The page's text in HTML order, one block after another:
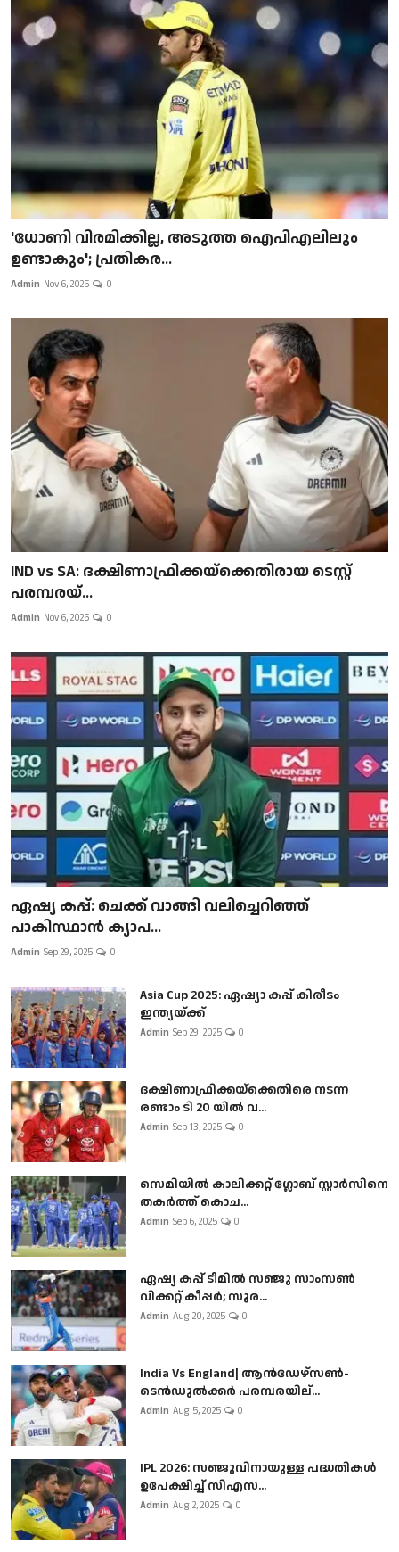
'ധോണി വിരമിക്കില്ല, അടുത്ത ഐപിഎലിലും
ഉണ്ടാകും'; പ്രതികര...
Admin Nov 6, 2025 0
IND vs SA: ദക്ഷിണാഫ്രിക്കയ്‌ക്കെതിരായ ടെസ്റ്റ്
പരമ്പരയ്...
Admin Nov 6, 2025 0
ഏഷ്യ കപ്പ്: ചെക്ക് വാങ്ങി വലിച്ചെറിഞ്ഞ്
പാകിസ്ഥാൻ ക്യാപ...
Admin Sep 29, 2025 0
Asia Cup 2025: ഏഷ്യാ കപ്പ് കിരീടം
ഇന്ത്യയ്ക്ക്
Admin Sep 29, 2025 0
ദക്ഷിണാഫ്രിക്കയ്‌ക്കെതിരെ നടന്ന
രണ്ടാം ടി 20 യിൽ വ...
Admin Sep 13, 2025 0
സെമിയിൽ കാലിക്കറ്റ് ഗ്ലോബ് സ്റ്റാർസിനെ
തകർത്ത് കൊച...
Admin Sep 6, 2025 0
ഏഷ്യ കപ്പ് ടീമിൽ സഞ്ജു സാംസൺ
വിക്കറ്റ് കീപ്പർ; സൂര...
Admin Aug 20, 2025 0
India Vs England| ആൻഡേഴ്സൺ-
ടെൻഡുല്‍ക്കർ പരമ്പരയില്...
Admin Aug 5, 2025 0
IPL 2026: സഞ്ജുവിനായുള്ള പദ്ധതികൾ
ഉപേക്ഷിച്ച് സിഎസ...
Admin Aug 2, 2025 0